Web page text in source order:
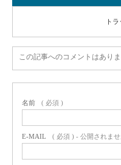
ト
この記事へのコメントはありま
名前 ( 必須 )
E-MAIL ( 必須 ) - 公開されま